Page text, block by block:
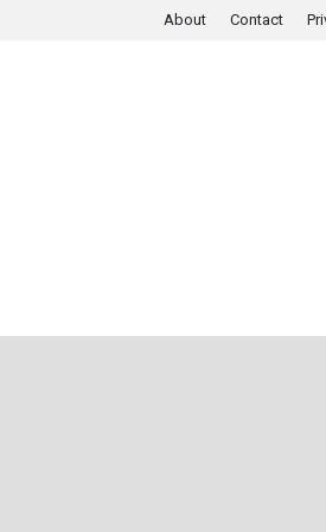
About Contact